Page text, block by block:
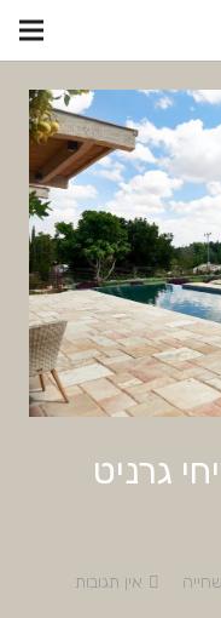
גרניט
אין תגובות